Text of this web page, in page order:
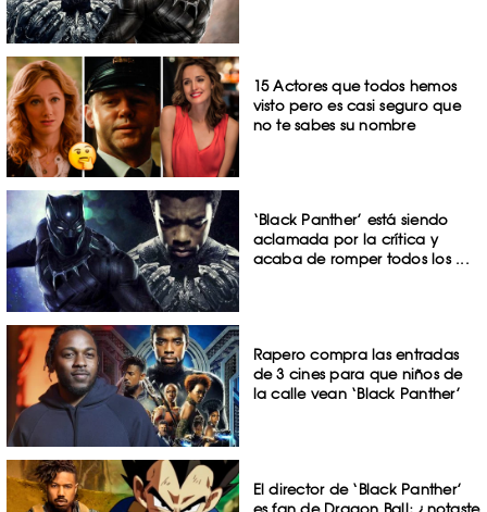
15 Actores que todos hemos
visto pero es casi seguro que
no te sabes su nombre
‘Black Panther’ está siendo
aclamada por la crítica y
acaba de romper todos los ...
Rapero compra las entradas
de 3 cines para que niños de
la calle vean ‘Black Panther’
El director de ‘Black Panther’